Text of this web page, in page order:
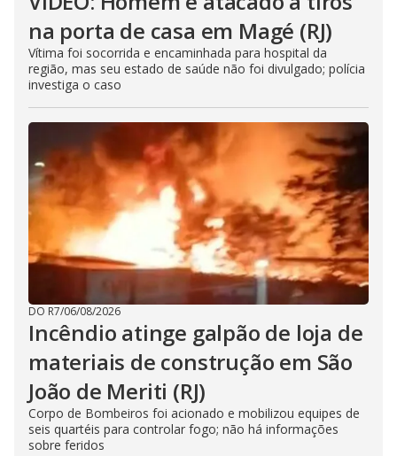
na porta de casa em Magé (RJ)
Vítima foi socorrida e encaminhada para hospital da
região, mas seu estado de saúde não foi divulgado; polícia
investiga o caso
DO R7/06/08/2026
Incêndio atinge galpão de loja de
materiais de construção em São
João de Meriti (RJ)
Corpo de Bombeiros foi acionado e mobilizou equipes de
seis quartéis para controlar fogo; não há informações
sobre feridos